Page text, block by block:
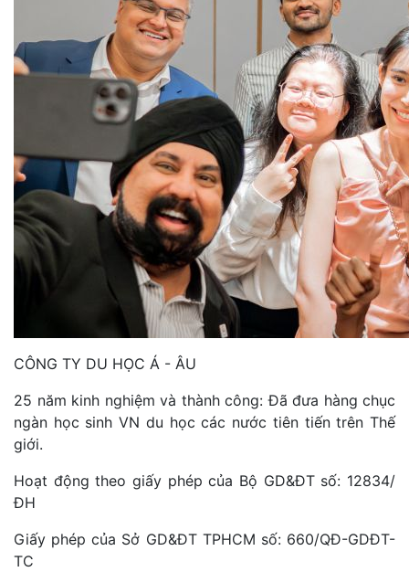
CÔNG TY DU HỌC Á - ÂU
25 năm kinh nghiệm và thành công: Đã đưa hàng chục
ngàn học sinh VN du học các nước tiên tiến trên Thế
giới.
Hoạt động theo giấy phép của Bộ GD&ĐT số: 12834/
ĐH
Giấy phép của Sở GD&ĐT TPHCM số: 660/QĐ-GDĐT-
TC